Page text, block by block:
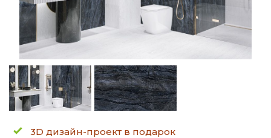
3D дизайн-проект в подарок